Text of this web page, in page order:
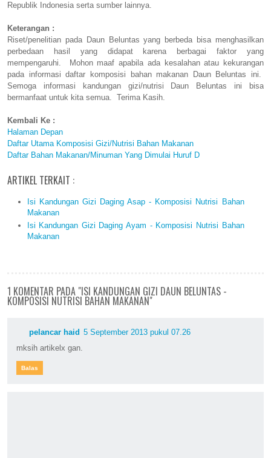
Republik Indonesia serta sumber lainnya.
Keterangan :
Riset/penelitian pada Daun Beluntas yang berbeda bisa menghasilkan
perbedaan hasil yang didapat karena berbagai faktor yang
mempengaruhi. Mohon maaf apabila ada kesalahan atau kekurangan
pada informasi daftar komposisi bahan makanan Daun Beluntas ini.
Semoga informasi kandungan gizi/nutrisi Daun Beluntas ini bisa
bermanfaat untuk kita semua. Terima Kasih.
Kembali Ke :
Halaman Depan
Daftar Utama Komposisi Gizi/Nutrisi Bahan Makanan
Daftar Bahan Makanan/Minuman Yang Dimulai Huruf D
ARTIKEL TERKAIT :
Isi Kandungan Gizi Daging Asap - Komposisi Nutrisi Bahan
Makanan
Isi Kandungan Gizi Daging Ayam - Komposisi Nutrisi Bahan
Makanan
1 KOMENTAR PADA "ISI KANDUNGAN GIZI DAUN BELUNTAS -
KOMPOSISI NUTRISI BAHAN MAKANAN"
pelancar haid 5 September 2013 pukul 07.26
mksih artikelx gan.
Balas